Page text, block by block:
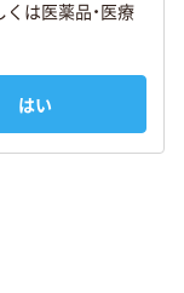
くは医薬品・医療
はい